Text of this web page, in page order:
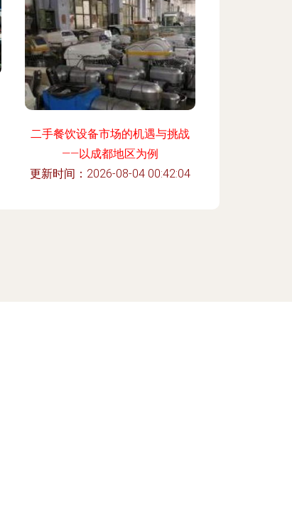
二手餐饮设备市场的机遇与挑战
——以成都地区为例
更新时间：2026-08-04 00:42:04